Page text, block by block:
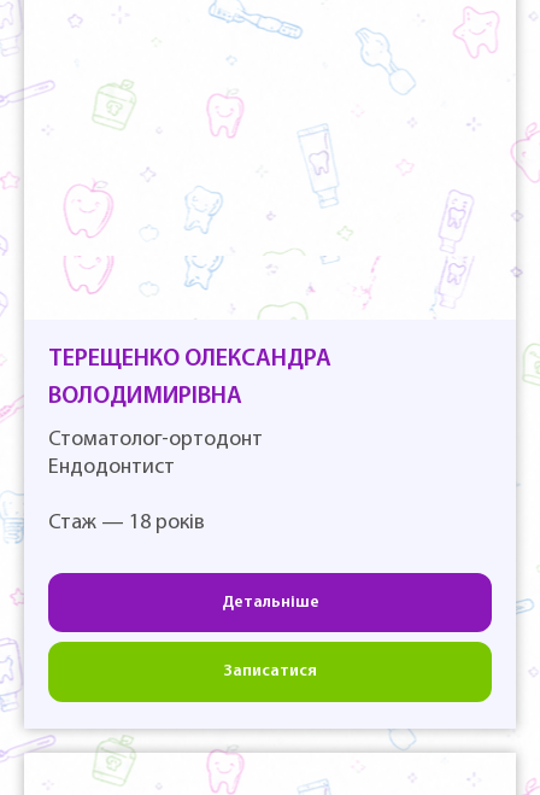
ТЕРЕЩЕНКО ОЛЕКСАНДРА
ВОЛОДИМИРІВНА
Стоматолог-ортодонт
Ендодонтист
Стаж — 18 років
Детальніше
Записатися